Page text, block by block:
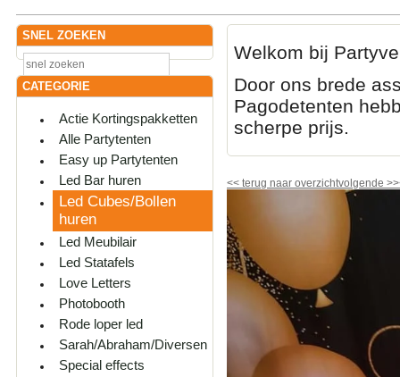
SNEL ZOEKEN
CATEGORIE
Actie Kortingspakketten
Alle Partytenten
Easy up Partytenten
Led Bar huren
Led Cubes/Bollen
huren
Led Meubilair
Led Statafels
Love Letters
Photobooth
Rode loper led
Sarah/Abraham/Diversen
Special effects
Welkom bij
Door ons brede
Pagodetenten
scherpe prijs.
<< terug naar overzichtvolgende >>